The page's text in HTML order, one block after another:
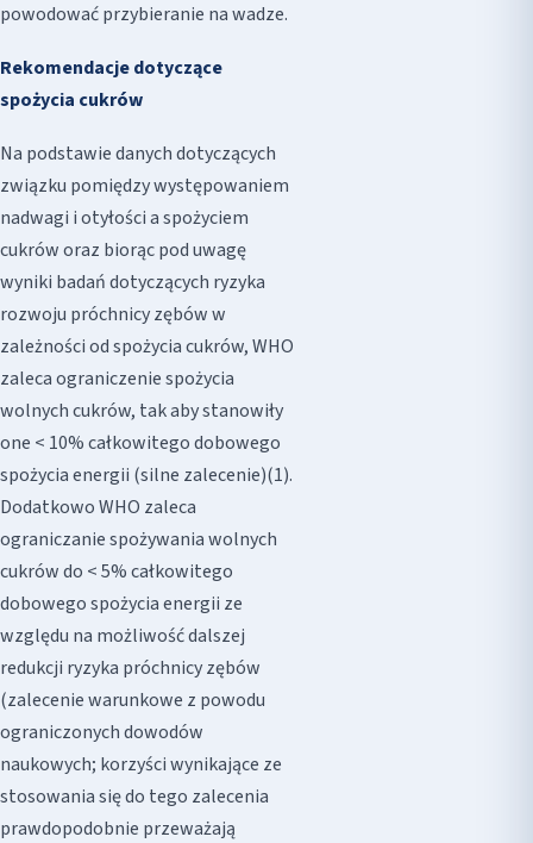
powodować przybieranie na wadze.
Rekomendacje dotyczące
spożycia cukrów
Na podstawie danych dotyczących
związku pomiędzy występowaniem
nadwagi i otyłości a spożyciem
cukrów oraz biorąc pod uwagę
wyniki badań dotyczących ryzyka
rozwoju próchnicy zębów w
zależności od spożycia cukrów, WHO
zaleca ograniczenie spożycia
wolnych cukrów, tak aby stanowiły
one < 10% całkowitego dobowego
spożycia energii (silne zalecenie)(1).
Dodatkowo WHO zaleca
ograniczanie spożywania wolnych
cukrów do < 5% całkowitego
dobowego spożycia energii ze
względu na możliwość dalszej
redukcji ryzyka próchnicy zębów
(zalecenie warunkowe z powodu
ograniczonych dowodów
naukowych; korzyści wynikające ze
stosowania się do tego zalecenia
prawdopodobnie przeważają